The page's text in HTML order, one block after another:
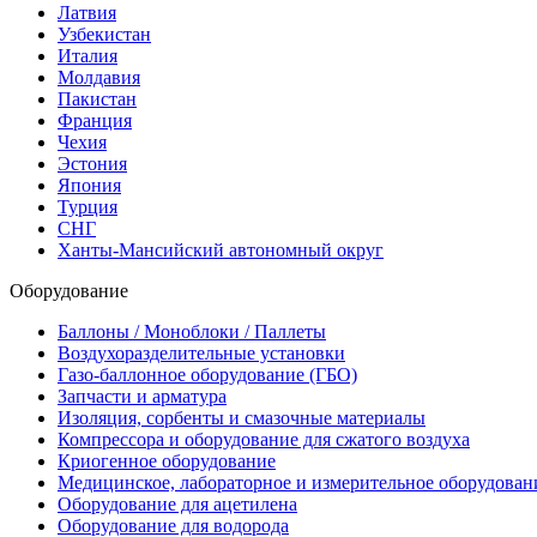
Латвия
Узбекистан
Италия
Молдавия
Пакистан
Франция
Чехия
Эстония
Япония
Турция
СНГ
Ханты-Мансийский автономный округ
Оборудование
Баллоны / Моноблоки / Паллеты
Воздухоразделительные установки
Газо-баллонное оборудование (ГБО)
Запчасти и арматура
Изоляция, сорбенты и смазочные материалы
Компрессора и оборудование для сжатого воздуха
Криогенное оборудование
Медицинское, лабораторное и измерительное
Оборудование для ацетилена
Оборудование для водорода